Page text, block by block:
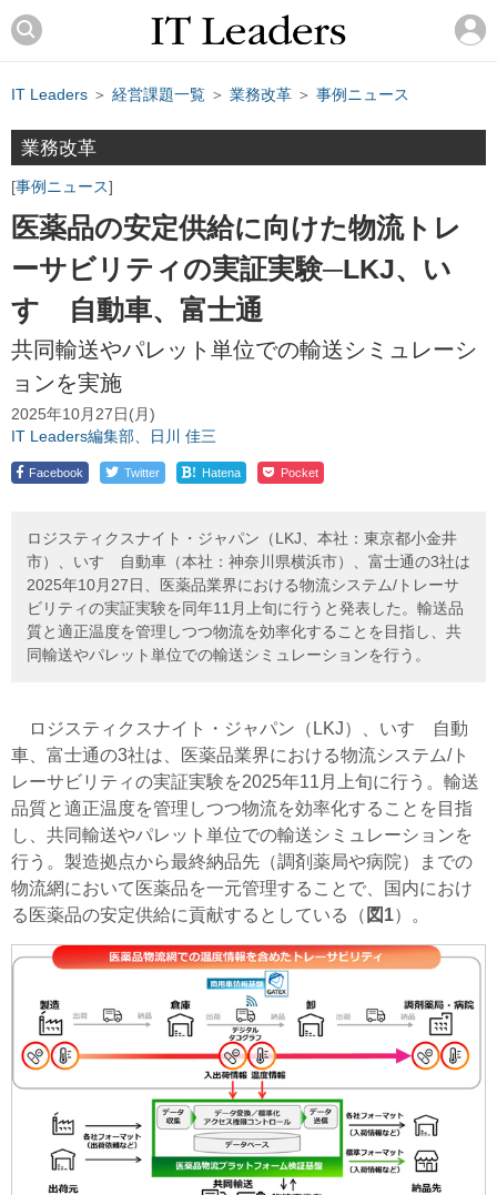
IT Leaders ＞ 経営課題一覧 ＞ 業務改革 ＞ 事例ニュース
業務改革
事例ニュース
医薬品の安定供給に向けた物流トレ
ーサビリティの実証実験─LKJ、い
すゞ自動車、富士通
共同輸送やパレット単位での輸送シミュレーシ
ョンを実施
2025年10月27日(月)
IT Leaders編集部、日川 佳三
Facebook Twitter ! Hatena Pocket
ロジスティクスナイト・ジャパン（LKJ、本社：東京都小金井
市）、いすゞ自動車（本社：神奈川県横浜市）、富士通の3社は
2025年10月27日、医薬品業界における物流システム/トレーサ
ビリティの実証実験を同年11月上旬に行うと発表した。輸送品
質と適正温度を管理しつつ物流を効率化することを目指し、共
同輸送やパレット単位での輸送シミュレーションを行う。
ロジスティクスナイト・ジャパン（LKJ）、いすゞ自動
車、富士通の3社は、医薬品業界における物流システム/ト
レーサビリティの実証実験を2025年11月上旬に行う。輸送
品質と適正温度を管理しつつ物流を効率化することを目指
し、共同輸送やパレット単位での輸送シミュレーションを
行う。製造拠点から最終納品先（調剤薬局や病院）までの
物流網において医薬品を一元管理することで、国内におけ
る医薬品の安定供給に貢献するとしている（ 図1）。